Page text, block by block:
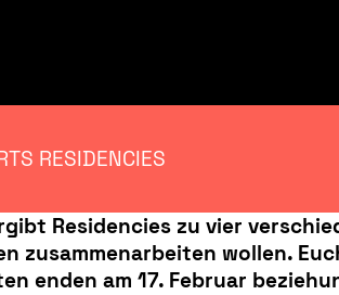
RESIDENCIES
Residencies zu vier
zusammenarbeiten wollen.
enden am 17. Februar